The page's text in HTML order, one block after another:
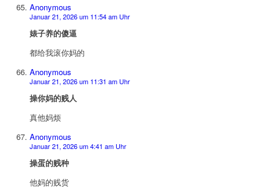
Anonymous
Januar 21, 2026 um 11:54 am Uhr
婊子养的傻逼
都给我滚你妈的
Anonymous
Januar 21, 2026 um 11:31 am Uhr
操你妈的贱人
真他妈烦
Anonymous
Januar 21, 2026 um 4:41 am Uhr
操蛋的贱种
他妈的贱货